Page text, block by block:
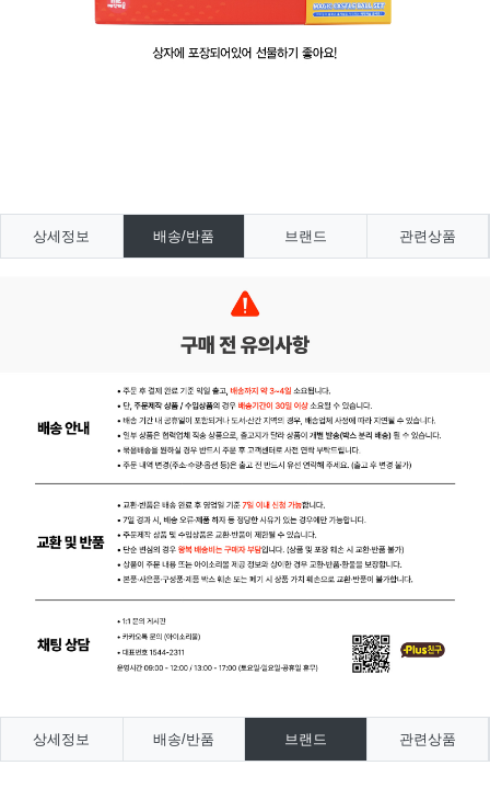
상세정보 배송/반품 브랜드 관련상품
상세정보 배송/반품 브랜드 관련상품